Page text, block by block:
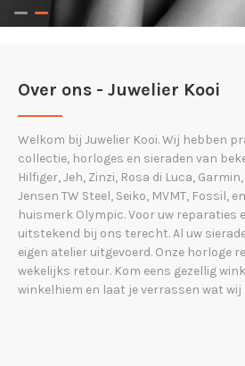
Over ons - Juwelier Kooi
Welkom bij Juwelier Kooi. Wij hebben
collectie, horloges en sieraden van
Hilfiger, Jeh, Zinzi, Rosa di Luca,
Jensen TW Steel, Seiko, MVMT, Fossil,
huismerk Olympic. Voor uw reparaties
uitstekend bij ons terecht. Al uw
eigen atelier uitgevoerd. Onze horloge
wekelijks retour. Kom eens gezellig
winkelhiem en laat je verrassen wat wij